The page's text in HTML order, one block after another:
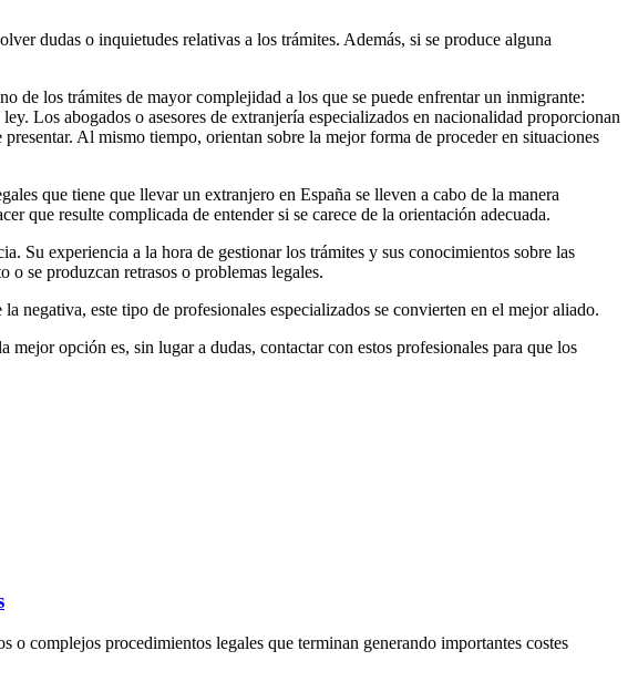
dudas o inquietudes relativas a los trámites. Además, si se produce alguna
de los trámites de mayor complejidad a los que se puede enfrentar un inmigrante:
Los abogados o asesores de extranjería especializados en nacionalidad proporcionan
Al mismo tiempo, orientan sobre la mejor forma de proceder en situaciones
que tiene que llevar un extranjero en España se lleven a cabo de la manera
que resulte complicada de entender si se carece de la orientación adecuada.
Su experiencia a la hora de gestionar los trámites y sus conocimientos sobre las
se produzcan retrasos o problemas legales.
negativa, este tipo de profesionales especializados se convierten en el mejor aliado.
opción es, sin lugar a dudas, contactar con estos profesionales para que los
o complejos procedimientos legales que terminan generando importantes costes